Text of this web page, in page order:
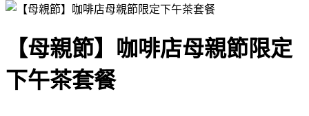
【母親節】咖啡店母親節限定
下午茶套餐